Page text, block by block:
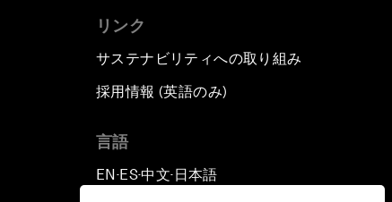
リンク
サステナビリティへの取り組み
採用情報 (英語のみ)
言語
EN ▪ ES▪中文▪ 日本語